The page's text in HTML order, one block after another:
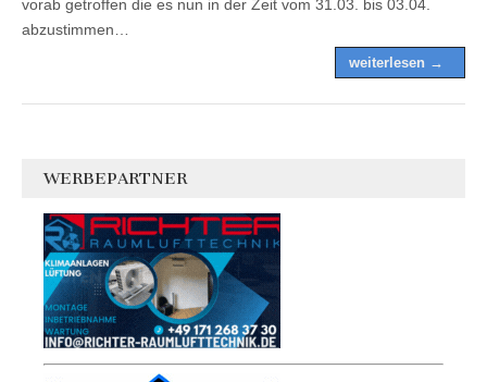
vorab getroffen die es nun in der Zeit vom 31.03. bis 03.04.
abzustimmen…
weiterlesen →
WERBEPARTNER